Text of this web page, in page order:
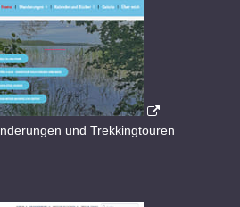
und Trekkingtouren